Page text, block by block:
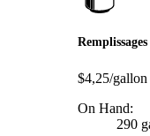
Remplissages
$4,25/gallon
On Hand:
290